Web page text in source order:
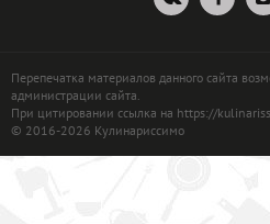
Перепечатка материалов данного сайта
администрации сайта.
При цитировании ссылка на https://
© 2016-2026 Кулинариссимо